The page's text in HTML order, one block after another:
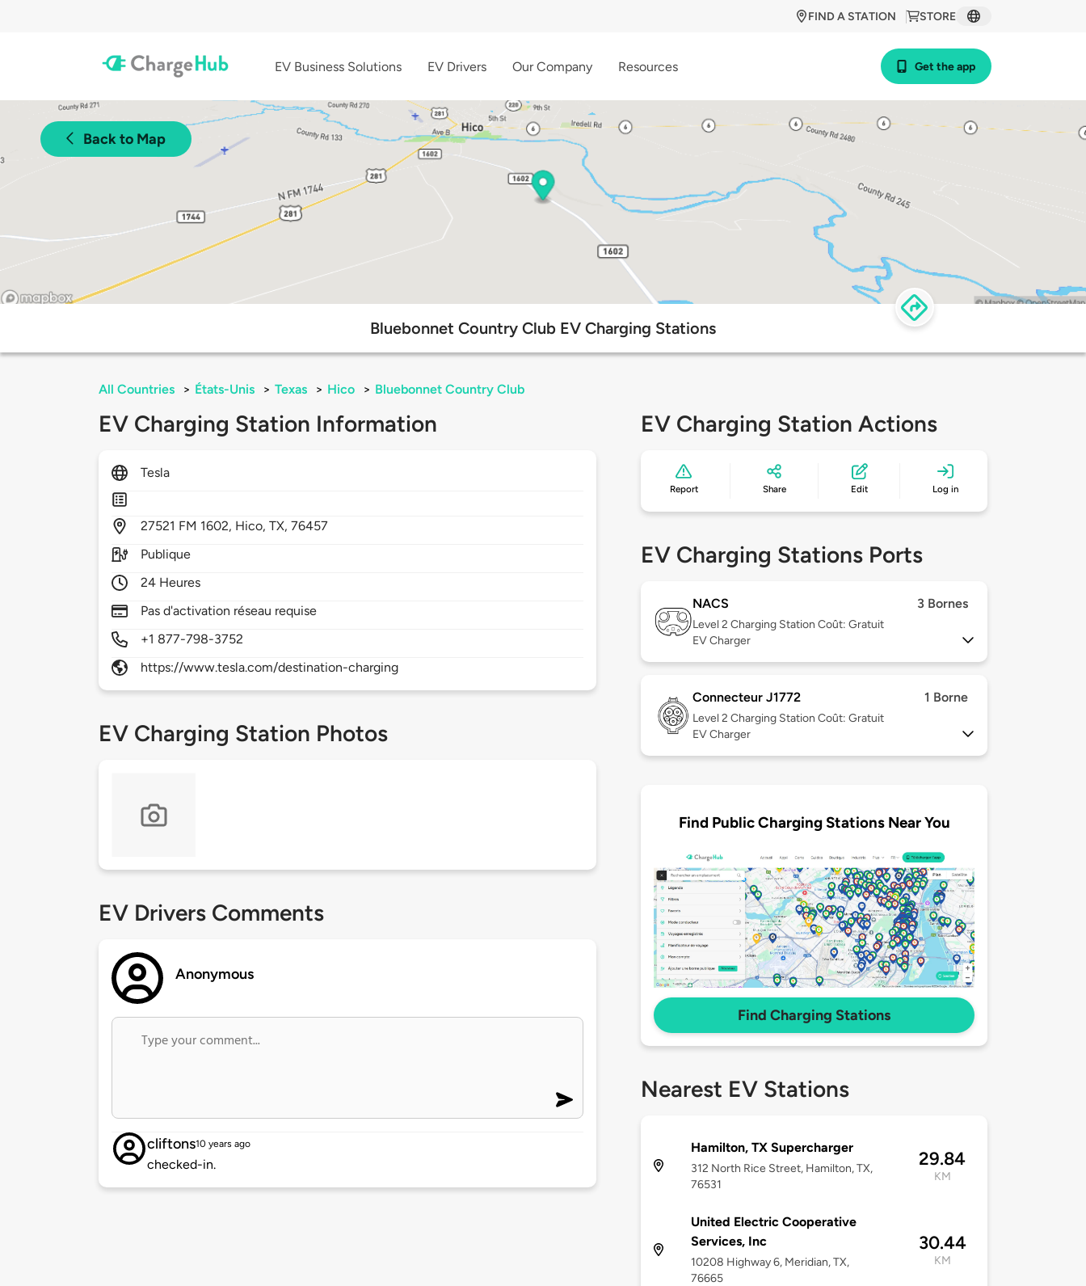
STORE
FIND A STATION
EV Business Solutions EV Drivers Our Company Resources Get the app
Back to Map
Bluebonnet Country Club EV Charging Stations
All Countries > États-Unis > Texas > Hico > Bluebonnet Country Club
EV Charging Station Information
Tesla
27521 FM 1602, Hico,TX,76457
Publique
24 Heures
Pas d'activation réseau requise
+1 877-798-3752
https://www.tesla.com/destination-charging
EV Charging Station Photos
EV Drivers Comments
Anonymous
cliftons10 years ago
checked-in.
EV Charging Station Actions
Report Share Edit Log in
EV Charging Stations Ports
NACS 3 Bornes
Level 2 Charging Station Coût: Gratuit
EV Charger
Connecteur J1772 1 Borne
Level 2 Charging Station Coût: Gratuit
EV Charger
Find Public Charging Stations Near You
Find Charging Stations
Nearest EV Stations
Hamilton, TX Supercharger
312 North Rice Street, Hamilton, TX,
76531
29.84
KM
United Electric Cooperative
Services, Inc
10208 Highway 6, Meridian, TX,
76665
30.44
KM